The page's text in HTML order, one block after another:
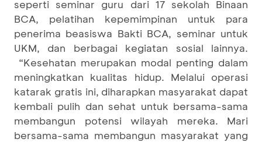
seperti seminar guru dari 17 sekolah Binaan
BCA, pelatihan kepemimpinan untuk para
penerima beasiswa Bakti BCA, seminar untuk
UKM, dan berbagai kegiatan sosial lainnya.
“Kesehatan merupakan modal penting dalam
meningkatkan kualitas hidup. Melalui operasi
katarak gratis ini, diharapkan masyarakat dapat
kembali pulih dan sehat untuk bersama-sama
membangun potensi wilayah mereka. Mari
bersama-sama membangun masyarakat yang